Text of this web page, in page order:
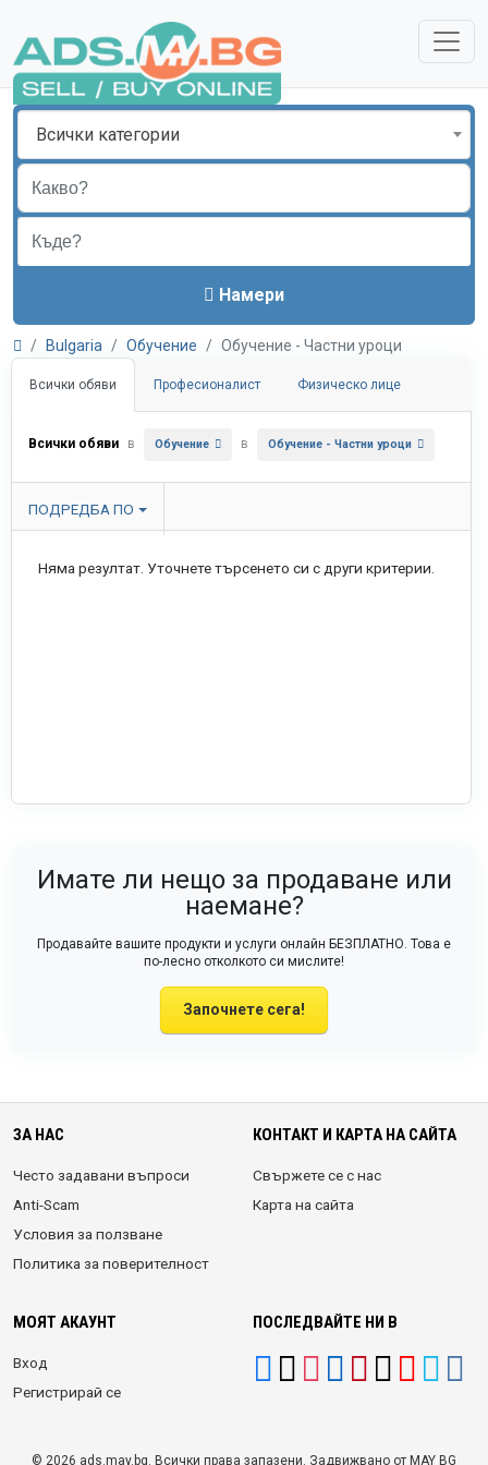
Всички категории
Намери
Bulgaria Обучение Обучение - Частни уроци
Всички обяви Професионалист Физическо лице
Всички обяви в Обучение в Обучение - Частни уроци
ПОДРЕДБА ПО
Няма резултат. Уточнете търсенето си с други критерии.
Имате ли нещо за продаване или
наемане?
Продавайте вашите продукти и услуги онлайн БЕЗПЛАТНО. Това е
по-лесно отколкото си мислите!
Започнете сега!
ЗА НАС
Често задавани въпроси
Anti-Scam
Условия за ползване
Политика за поверителност
КОНТАКТ И КАРТА НА САЙТА
Свържете се с нас
Карта на сайта
МОЯТ АКАУНТ
Вход
Регистрирай се
ПОСЛЕДВАЙТЕ НИ В
© 2026 ads.may.bg. Всички права запазени. Задвижвано от MAY BG